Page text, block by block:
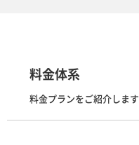
料金体系
料金プランをご紹介します